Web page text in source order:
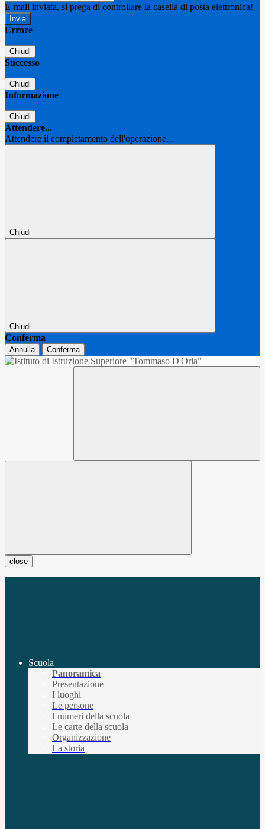
E-mail inviata, si prega di controllare la casella di posta elettronica!
Errore
Chiudi
Successo
Chiudi
Informazione
Chiudi
Attendere...
Attendere il completamento dell'operazione...
Chiudi
Chiudi
Conferma
Annulla Conferma
close
Scuola
Panoramica
Presentazione
I luoghi
Le persone
I numeri della scuola
Le carte della scuola
Organizzazione
La storia